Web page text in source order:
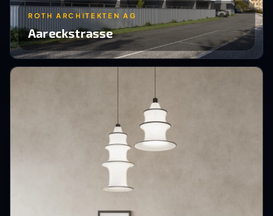
ROTH ARCHITEKTEN AG
Aareckstrasse